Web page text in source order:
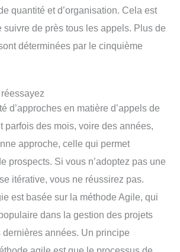
quantité et d’organisation. Cela est
suivre de près tous les appels. Plus de
déterminées par le cinquième
d’approches en matière d’appels de
parfois des mois, voire des années,
approche, celle qui permet
prospects. Si vous n’adoptez pas une
itérative, vous ne réussirez pas.
est basée sur la méthode Agile, qui
dans la gestion des projets
dernières années. Un principe